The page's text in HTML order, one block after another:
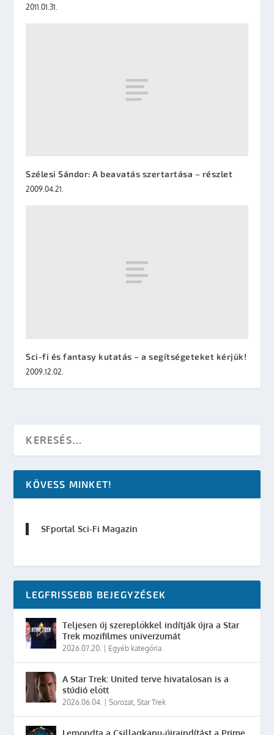
2011.01.31.
Szélesi Sándor: A beavatás szertartása – részlet
2009.04.21.
Sci-fi és fantasy kutatás – a segítségeteket kérjük!
2009.12.02.
KÖVESS MINKET!
SFportal Sci-Fi Magazin
LEGFRISSEBB BEJEGYZÉSEK
Teljesen új szereplőkkel indítják újra a Star
Trek mozifilmes univerzumát
2026.07.20. Egyéb kategória
A Star Trek: United terve hivatalosan is a
stúdió előtt
2026.06.04. |Sorozat,Star Trek